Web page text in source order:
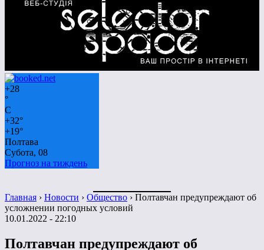
+28
°
C
+32°
+19°
Полтава
Субота, 08
Прогноз на тиждень
Главная › Новости › Общество › Полтавчан предупреждают об
усложнении погодных условий
10.01.2022 - 22:10
Полтавчан предупреждают об